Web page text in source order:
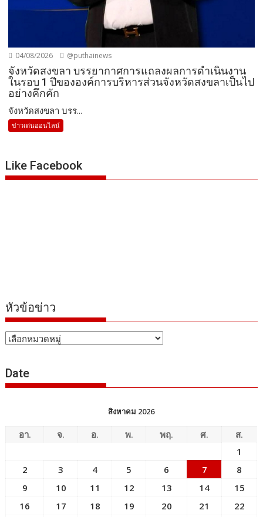
04/08/2026 @puthainews
จังหวัดสงขลา บรรยากาศการแถลงผลการดำเนินงาน
ในรอบ 1 ปีขององค์การบริหารส่วนจังหวัดสงขลาเป็นไป
อย่างคึกคัก
จังหวัดสงขลา บรร...
ข่าวเด่นออนไลน์
Like Facebook
หัวข้อข่าว
หัวข้อ
Date
สิงหาคม 2026
อา. จ. อ. พ. พฤ. ศ.
ส.
1
2
3 4 5 6 7
8
9
10 11 12 13 14
15
16
17 18 19 20 21
22